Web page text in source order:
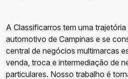
A Classificarros tem uma
automotivo de Campinas e se
central de negócios multimarcas
venda, troca e intermediação de
particulares. Nosso trabalho é